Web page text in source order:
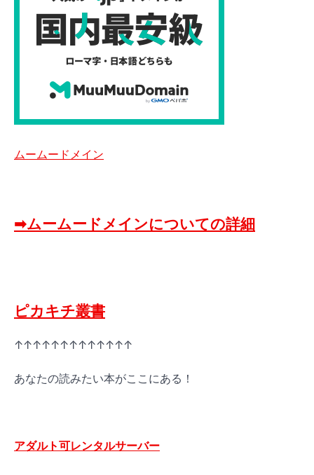
ムームードメイン
➡ムームードメインについての詳細
ピカキチ叢書
↑↑↑↑↑↑↑↑↑↑↑↑↑
あなたの読みたい本がここにある！
アダルト可レンタルサーバー